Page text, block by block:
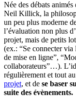
Née des débats
Neil Killick, la
un peu plus moderne
l’évaluation non plus
projet, mais de petits
(ex.: “Se connecter
de mise en ligne”,
collaborateurs”…).
régulièrement et tout
projet, et de se baser
suite des évènements.